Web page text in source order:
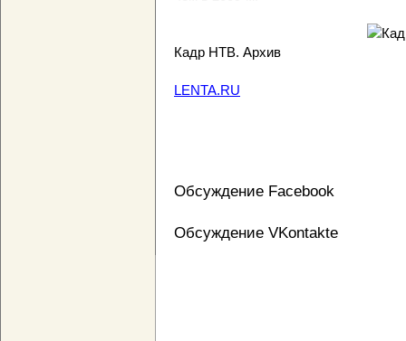
Кадр НТВ. Архив
LENTA.RU
Обсуждение Facebook
Обсуждение VKontakte